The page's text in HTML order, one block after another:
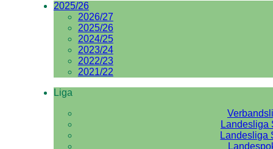
2025/26
2026/27
2025/26
2024/25
2023/24
2022/23
2021/22
Liga
Landesliga
Landesliga